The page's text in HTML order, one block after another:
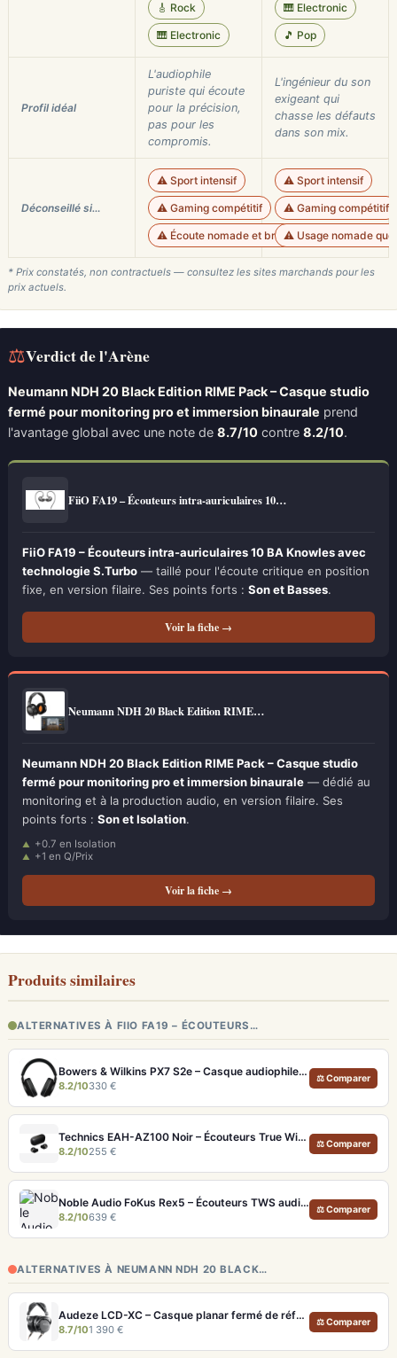
🎸 Rock
🎹 Electronic
🎹 Electronic
🎵 Pop
Profil idéal
L'audiophile
puriste qui écoute
pour la précision,
pas pour les
compromis.
L'ingénieur du son
exigeant qui
chasse les défauts
dans son mix.
Déconseillé si…
⚠️ Sport intensif
⚠️ Gaming compétitif
⚠️ Écoute nomade et bruyante
⚠️ Sport intensif
⚠️ Gaming compétitif
⚠️ Usage nomade
* Prix constatés, non contractuels — consultez les sites marchands pour les
prix actuels.
⚖Verdict de l'Arène
Neumann NDH 20 Black Edition RIME Pack – Casque studio
fermé pour monitoring pro et immersion binaurale prend
l'avantage global avec une note de 8.7/10 contre 8.2/10.
FiiO FA19 – Écouteurs intra-auriculaires 10…
FiiO FA19 – Écouteurs intra-auriculaires 10 BA Knowles avec
technologie S.Turbo — taillé pour l'écoute critique en position
fixe, en version filaire. Ses points forts : Son et Basses.
Voir la fiche →
Neumann NDH 20 Black Edition RIME…
Neumann NDH 20 Black Edition RIME Pack – Casque studio
fermé pour monitoring pro et immersion binaurale — dédié au
monitoring et à la production audio, en version filaire. Ses
points forts : Son et Isolation.
+0.7 en Isolation
+1 en Q/Prix
Voir la fiche →
Produits similaires
ALTERNATIVES À FIIO FA19 – ÉCOUTEURS…
Bowers & Wilkins PX7 S2e – Casque audiophile sans fil ANC 30h
8.2/10330 €
⚖ Comparer
Technics EAH-AZ100 Noir – Écouteurs True Wireless audiophiles avec drivers MFD et autonomie 29h
8.2/10255 €
⚖ Comparer
Noble Audio FoKus Rex5 – Écouteurs TWS audiophiles tribrides
8.2/10639 €
⚖ Comparer
ALTERNATIVES À NEUMANN NDH 20 BLACK…
Audeze LCD-XC – Casque planar fermé de référence pour studio et audiophile
8.7/101 390 €
⚖ Comparer